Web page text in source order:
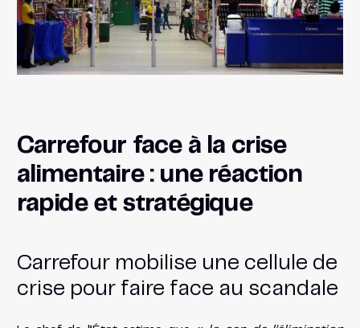
Carrefour face à la crise
alimentaire : une réaction
rapide et stratégique
Carrefour mobilise une cellule de
crise pour faire face au scandale